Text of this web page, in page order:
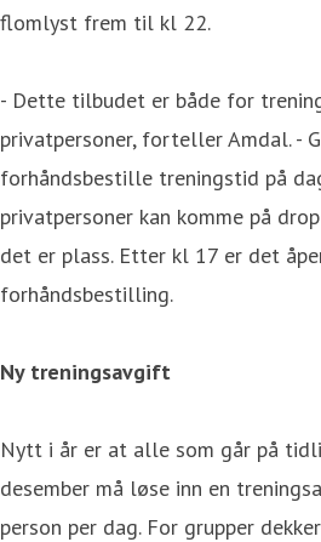
flomlyst frem til kl 22.
- Dette tilbudet er både for
privatpersoner, forteller Amdal. -
forhåndsbestille treningstid på
privatpersoner kan komme på
det er plass. Etter kl 17 er det
forhåndsbestilling.
Ny treningsavgift
Nytt i år er at alle som går på
desember må løse inn en
person per dag. For grupper